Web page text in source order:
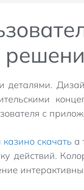
с
казино скачать а
действий.